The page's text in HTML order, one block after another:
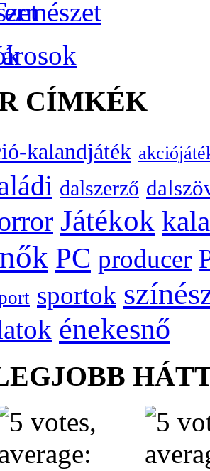
CÍMKÉK
kalandjáték
dalszerző
Játékok
nők PC producer
sportok
énekesnő